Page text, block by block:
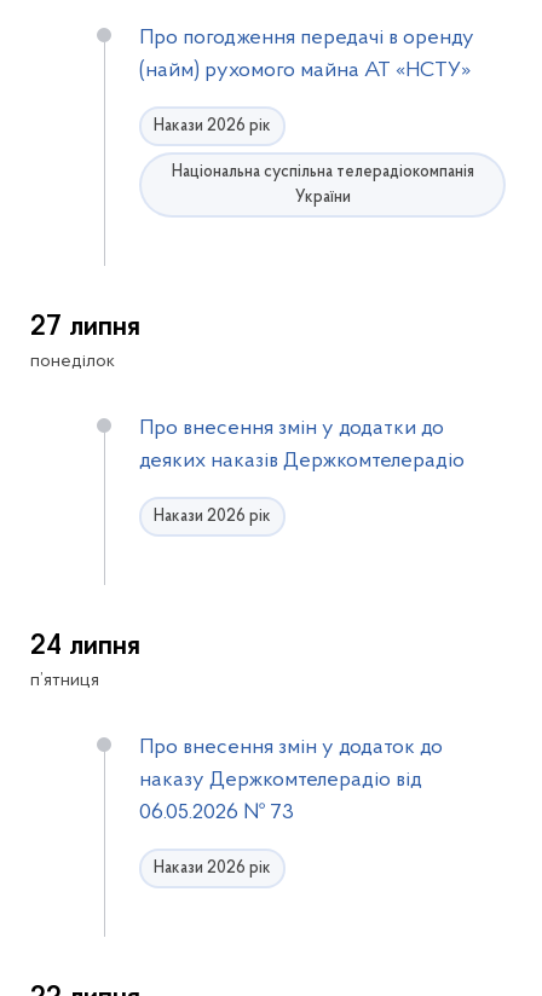
Про погодження передачі в оренду
(найм) рухомого майна АТ «НСТУ»
Накази 2026 рік
Національна суспільна телерадіокомпанія
України
27 липня
понеділок
Про внесення змін у додатки до
деяких наказів Держкомтелерадіо
Накази 2026 рік
24 липня
п’ятниця
Про внесення змін у додаток до
наказу Держкомтелерадіо від
06.05.2026 № 73
Накази 2026 рік